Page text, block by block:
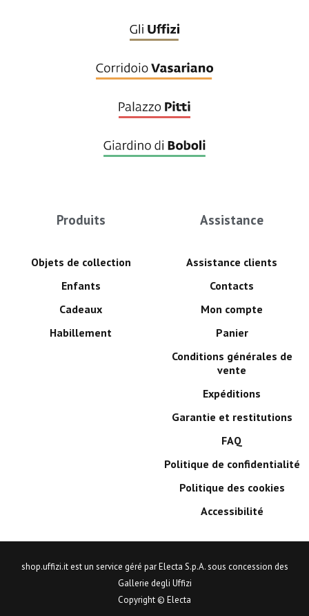
Produits
Objets de collection
Enfants
Cadeaux
Habillement
Assistance
Assistance clients
Contacts
Mon compte
Panier
Conditions générales de
vente
Expéditions
Garantie et restitutions
FAQ
Politique de confidentialité
Politique des cookies
Accessibilité
shop.uffizi.it est un service géré par Electa S.p.A. sous concession des
Gallerie degli Uffizi
Copyright © Electa